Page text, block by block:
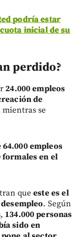
podría estar
inicial de su
perdido?
24.000 empleos
de
mientras se
empleos
formales en el
queeste es el
. Según
134.000 personas
sido en